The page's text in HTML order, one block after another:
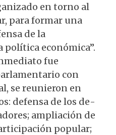
en torno al
para formar una
de la
políti­ca económica”.
fue
con
se reunieron en
defensa de los de­
ampliación de
popular;